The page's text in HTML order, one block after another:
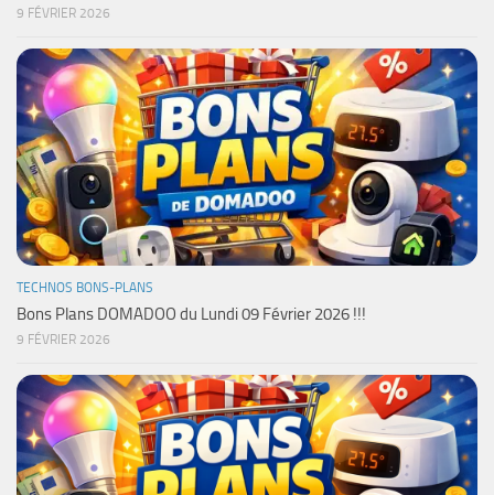
9 FÉVRIER 2026
TECHNOS BONS-PLANS
Bons Plans DOMADOO du Lundi 09 Février 2026 !!!
9 FÉVRIER 2026